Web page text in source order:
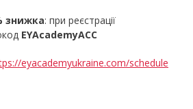
знижка: при реєстрації
EYAcademyACC
eyacademyukraine.com/schedule